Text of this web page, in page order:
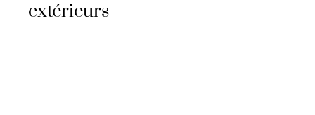
extérieurs